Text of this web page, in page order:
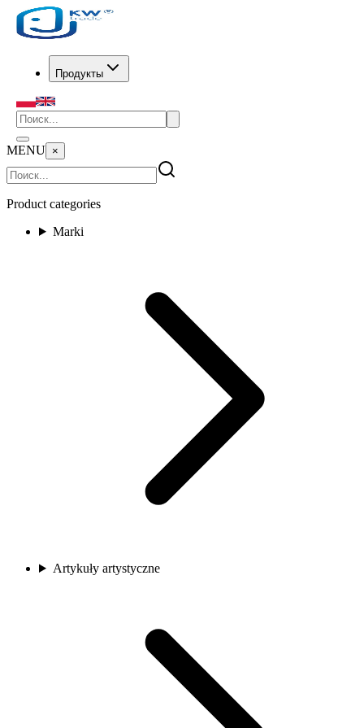
Продукты
MENU ×
Product categories
Marki
Artykuły artystyczne